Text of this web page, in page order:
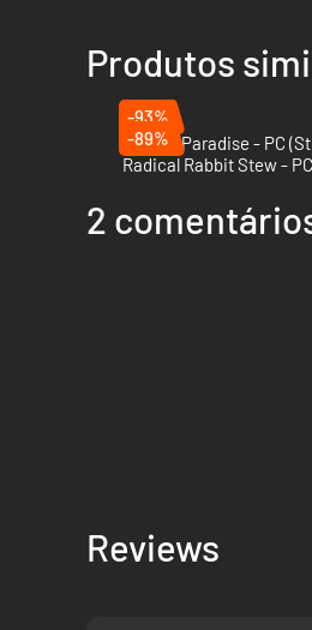
Produtos
-93%
Arcade Paradise - PC
-89%
Radical Rabbit Stew -
2
Reviews